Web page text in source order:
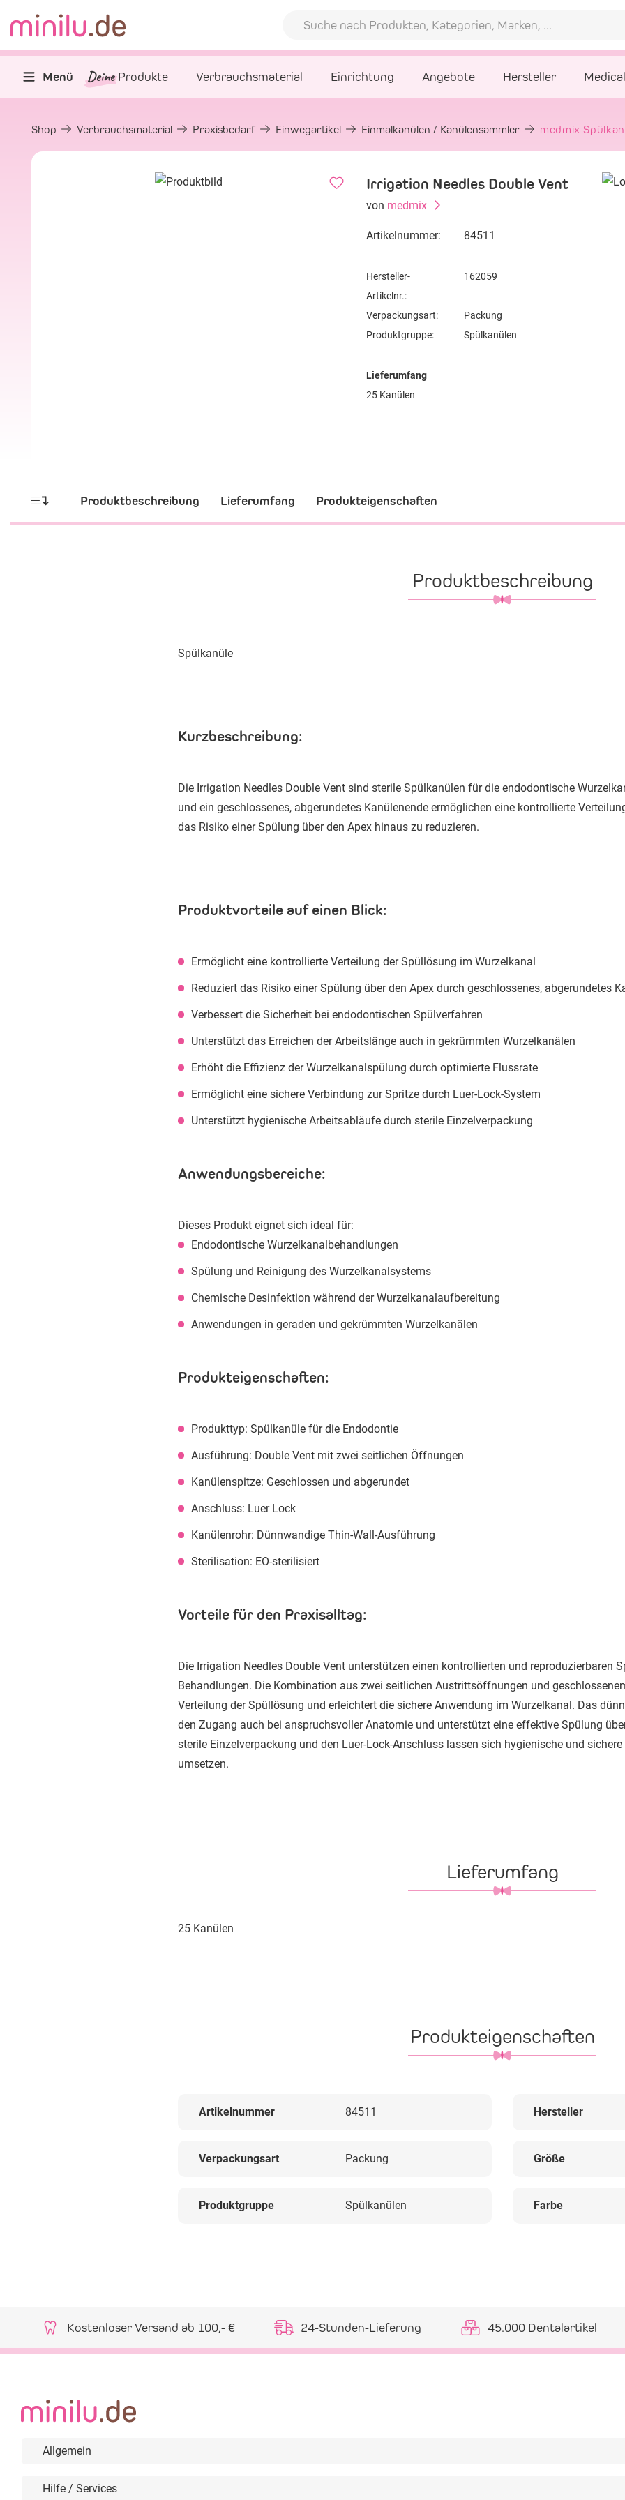
Menü Deine Produkte Verbrauchsmaterial Einrichtung Angebote Hersteller
Shop Verbrauchsmaterial Praxisbedarf Einwegartikel Einmalkanülen / Kanülensammler medmix
Irrigation Needles Double Vent
von medmix
Artikelnummer: 84511
Hersteller-
Artikelnr.:
162059
Verpackungsart:
Packung
Produktgruppe:
Spülkanülen
Lieferumfang
25 Kanülen
Produktbeschreibung Lieferumfang Produkteigenschaften
Produktbeschreibung
Spülkanüle
Kurzbeschreibung:
Die Irrigation Needles Double Vent sind sterile Spülkanülen für die endodontische
und ein geschlossenes, abgerundetes Kanülenende ermöglichen eine kontrollierte
das Risiko einer Spülung über den Apex hinaus zu reduzieren.
Produktvorteile auf einen Blick:
Ermöglicht eine kontrollierte Verteilung der Spüllösung im Wurzelkanal
Reduziert das Risiko einer Spülung über den Apex durch geschlossenes, abgerundetes
Verbessert die Sicherheit bei endodontischen Spülverfahren
Unterstützt das Erreichen der Arbeitslänge auch in gekrümmten Wurzelkanälen
Erhöht die Effizienz der Wurzelkanalspülung durch optimierte Flussrate
Ermöglicht eine sichere Verbindung zur Spritze durch Luer-Lock-System
Unterstützt hygienische Arbeitsabläufe durch sterile Einzelverpackung
Anwendungsbereiche:
Dieses Produkt eignet sich ideal für:
Endodontische Wurzelkanalbehandlungen
Spülung und Reinigung des Wurzelkanalsystems
Chemische Desinfektion während der Wurzelkanalaufbereitung
Anwendungen in geraden und gekrümmten Wurzelkanälen
Produkteigenschaften:
Produkttyp: Spülkanüle für die Endodontie
Ausführung: Double Vent mit zwei seitlichen Öffnungen
Kanülenspitze: Geschlossen und abgerundet
Anschluss: Luer Lock
Kanülenrohr: Dünnwandige Thin-Wall-Ausführung
Sterilisation: EO-sterilisiert
Vorteile für den Praxisalltag:
Die Irrigation Needles Double Vent unterstützen einen kontrollierten und reproduzierbaren
Behandlungen. Die Kombination aus zwei seitlichen Austrittsöffnungen und
Verteilung der Spüllösung und erleichtert die sichere Anwendung im Wurzelkanal. Das
den Zugang auch bei anspruchsvoller Anatomie und unterstützt eine effektive Spülung
sterile Einzelverpackung und den Luer-Lock-Anschluss lassen sich hygienische und
umsetzen.
Lieferumfang
25 Kanülen
Produkteigenschaften
Artikelnummer 84511 Hersteller
Verpackungsart Packung Größe
Produktgruppe Spülkanülen Farbe
Kostenloser Versand ab 100,- € 24-Stunden-Lieferung 45.000 Dentalartikel
Allgemein
Hilfe / Services